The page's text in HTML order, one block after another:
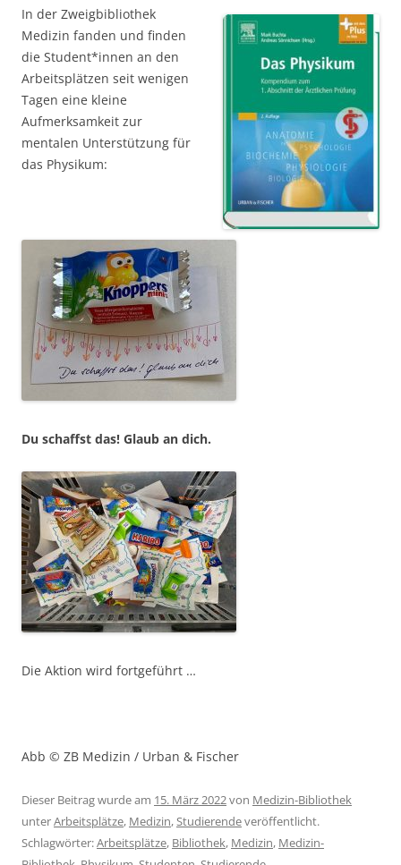
In der Zweigbibliothek
Medizin fanden und finden
die Student*innen an den
Arbeitsplätzen seit wenigen
Tagen eine kleine
Aufmerksamkeit zur
mentalen Unterstützung für
das Physikum:
Du schaffst das! Glaub an dich.
Die Aktion wird fortgeführt …
Abb © ZB Medizin / Urban & Fischer
Dieser Beitrag wurde am 15. März 2022von Medizin-Bibliothek
unterArbeitsplätze, Medizin,Studierendeveröffentlicht.
Schlagwörter:Arbeitsplätze, Bibliothek, Medizin, Medizin-